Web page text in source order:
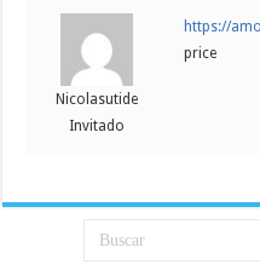
Nicolasutide
Invitado
https://
price